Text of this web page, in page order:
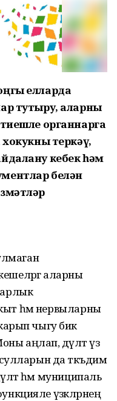
елларда
тутыру, аларны
органнарга
теркәү,
кебек һәм
белән
аларны
һәм нервыларны
чыгу бик
аңлап, дәүләт үз
да тәкъдим
һәм муниципаль
үзәкләрнең